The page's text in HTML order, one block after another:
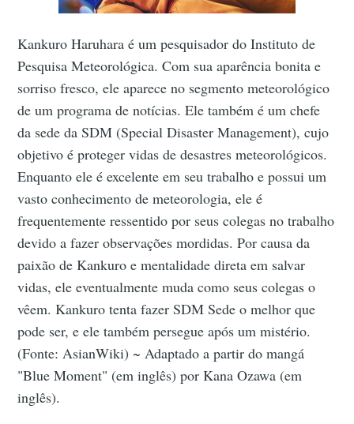
Kankuro Haruhara é um pesquisador do Instituto de
Pesquisa Meteorológica. Com sua aparência bonita e
sorriso fresco, ele aparece no segmento meteorológico
de um programa de notícias. Ele também é um chefe
da sede da SDM (Special Disaster Management), cujo
objetivo é proteger vidas de desastres meteorológicos.
Enquanto ele é excelente em seu trabalho e possui um
vasto conhecimento de meteorologia, ele é
frequentemente ressentido por seus colegas no trabalho
devido a fazer observações mordidas. Por causa da
paixão de Kankuro e mentalidade direta em salvar
vidas, ele eventualmente muda como seus colegas o
vêem. Kankuro tenta fazer SDM Sede o melhor que
pode ser, e ele também persegue após um mistério.
(Fonte: AsianWiki) ~ Adaptado a partir do mangá
"Blue Moment" (em inglês) por Kana Ozawa (em
inglês).